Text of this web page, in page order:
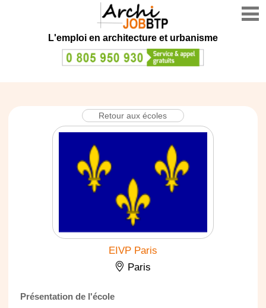
L'emploi en architecture et urbanisme
Retour aux écoles
EIVP Paris
Paris
Présentation de l'école